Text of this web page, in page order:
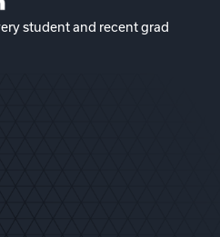
student and recent grad